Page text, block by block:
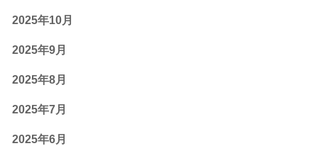
2025年10月
2025年9月
2025年8月
2025年7月
2025年6月